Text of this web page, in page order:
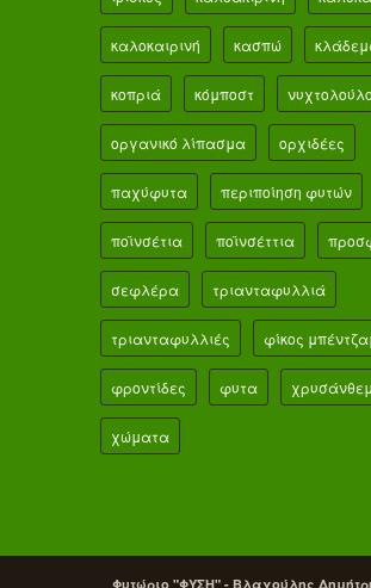
καλοκαιρινή κασπώ
κοπριά κόμποστ
οργανικό λίπασμα ορχιδέες
παχύφυτα περιποίηση φυτών
ποϊνσέτια ποϊνσέττια
σεφλέρα τριανταφυλλιά
τριανταφυλλιές φίκος
φροντίδες φυτα
χώματα
Φυτώριο "ΦΥΣΗ" - Βλαχούλης